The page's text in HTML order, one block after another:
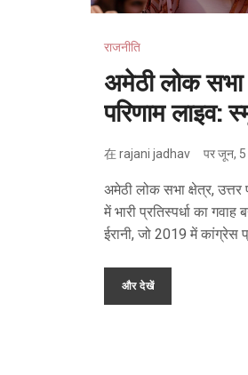
राजनीति
अमेठी लोक
परिणाम लाइव:
बार की जीत की
在rajani jadhav परजून,
अमेठी लोक सभा क्षेत्र,
में भारी प्रतिस्पर्धा का गवाह
ईरानी, जो 2019 में कांग्रेस
और अन्य पार्टी प्रत्याशियों
राजनीतिक महत्व के लिए
और देखें